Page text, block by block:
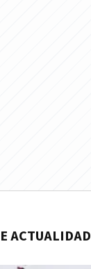
ACTUALIDAD